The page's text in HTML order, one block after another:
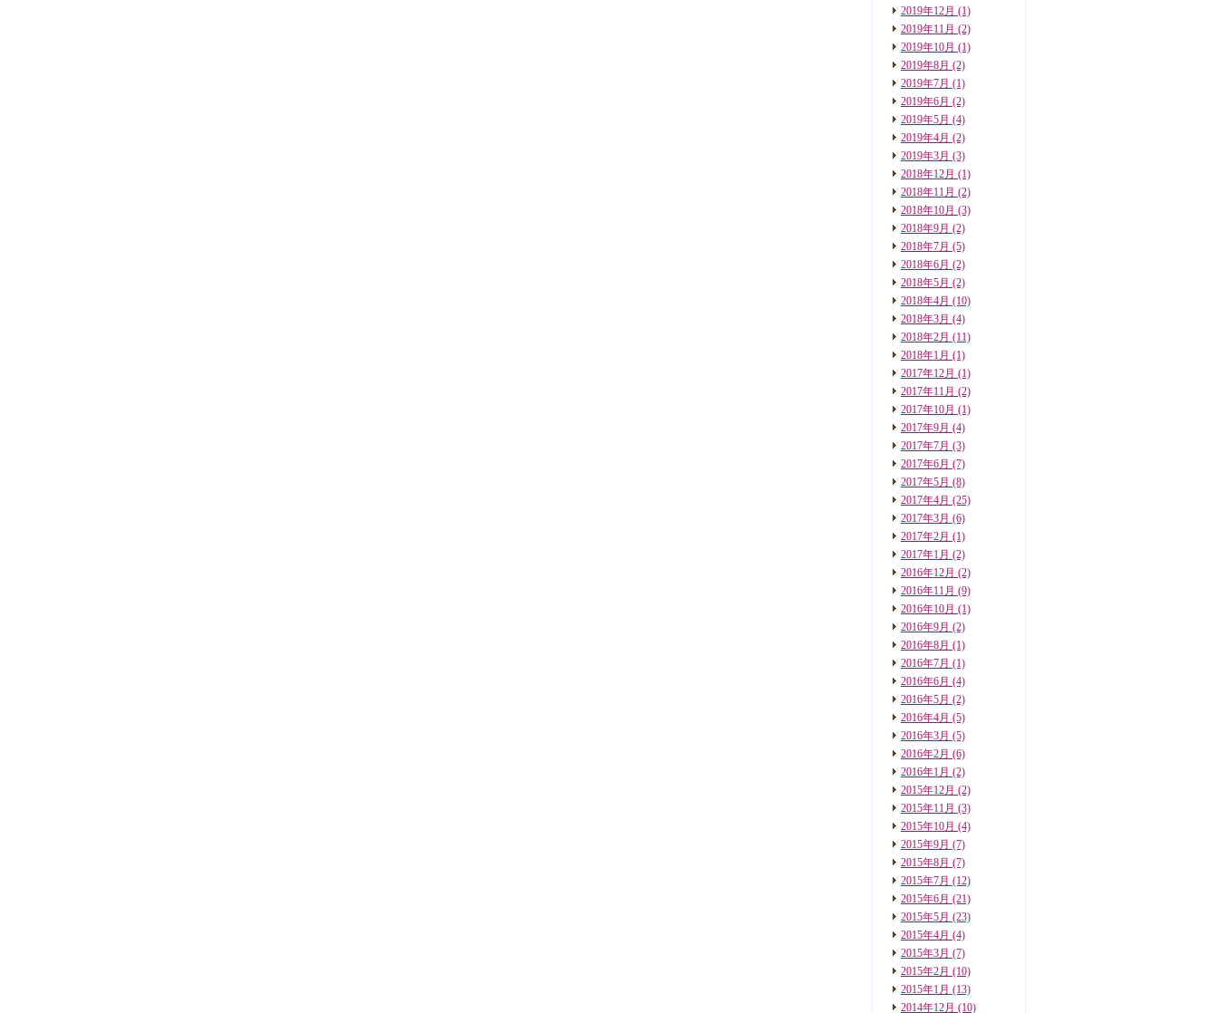
2019年12月 (1)
2019年11月 (2)
2019年10月 (1)
2019年8月 (2)
2019年7月 (1)
2019年6月 (2)
2019年5月 (4)
2019年4月 (2)
2019年3月 (3)
2018年12月 (1)
2018年11月 (2)
2018年10月 (3)
2018年9月 (2)
2018年7月 (5)
2018年6月 (2)
2018年5月 (2)
2018年4月 (10)
2018年3月 (4)
2018年2月 (11)
2018年1月 (1)
2017年12月 (1)
2017年11月 (2)
2017年10月 (1)
2017年9月 (4)
2017年7月 (3)
2017年6月 (7)
2017年5月 (8)
2017年4月 (25)
2017年3月 (6)
2017年2月 (1)
2017年1月 (2)
2016年12月 (2)
2016年11月 (9)
2016年10月 (1)
2016年9月 (2)
2016年8月 (1)
2016年7月 (1)
2016年6月 (4)
2016年5月 (2)
2016年4月 (5)
2016年3月 (5)
2016年2月 (6)
2016年1月 (2)
2015年12月 (2)
2015年11月 (3)
2015年10月 (4)
2015年9月 (7)
2015年8月 (7)
2015年7月 (12)
2015年6月 (21)
2015年5月 (23)
2015年4月 (4)
2015年3月 (7)
2015年2月 (10)
2015年1月 (13)
2014年12月 (10)